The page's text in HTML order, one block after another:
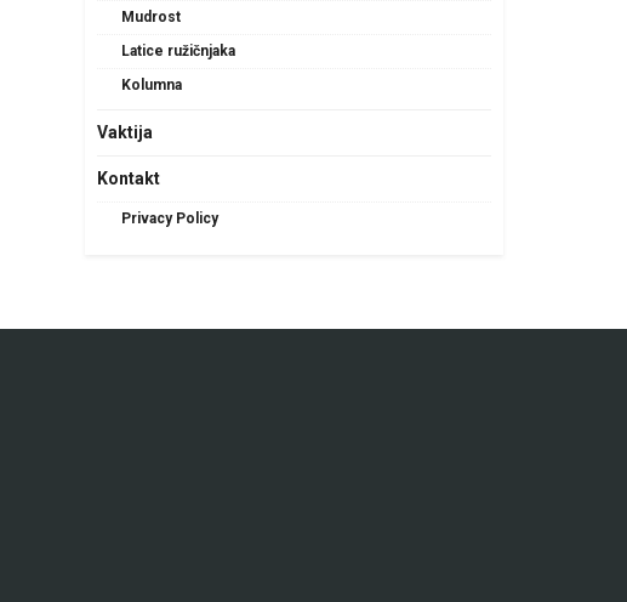
Mudrost
Latice ružičnjaka
Kolumna
Vaktija
Kontakt
Privacy Policy